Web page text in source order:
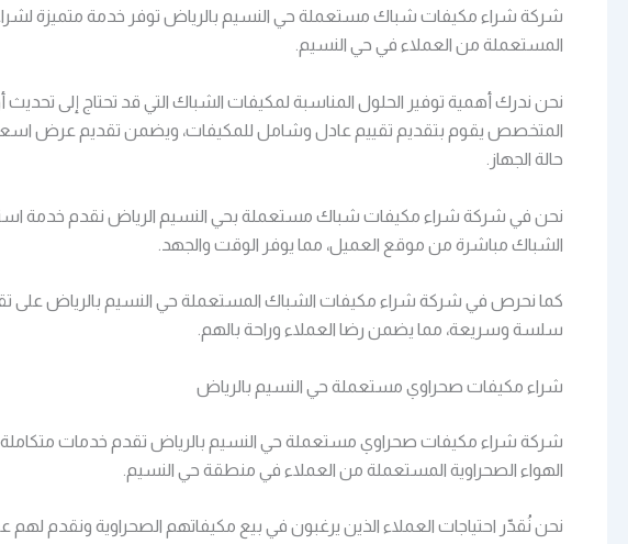
شركة شراء مكيفات شباك مستعملة حي النسيم بالرياض توفر خدمة متميزة
المستعملة من العملاء في حي النسيم.
نحن ندرك أهمية توفير الحلول المناسبة لمكيفات الشباك التي قد تحتاج إلى تحديث
المتخصص يقوم بتقديم تقييم عادل وشامل للمكيفات، ويضمن تقديم عرض
حالة الجهاز.
نحن في شركة شراء مكيفات شباك مستعملة بحي النسيم الرياض نقدم خدمة
الشباك مباشرة من موقع العميل، مما يوفر الوقت والجهد.
كما نحرص في شركة شراء مكيفات الشباك المستعملة حي النسيم بالرياض على
سلسة وسريعة، مما يضمن رضا العملاء وراحة بالهم.
شراء مكيفات صحراوي مستعملة حي النسيم بالرياض
شركة شراء مكيفات صحراوي مستعملة حي النسيم بالرياض تقدم خدمات
الهواء الصحراوية المستعملة من العملاء في منطقة حي النسيم.
نحن نُقدّر احتياجات العملاء الذين يرغبون في بيع مكيفاتهم الصحراوية ونقدم